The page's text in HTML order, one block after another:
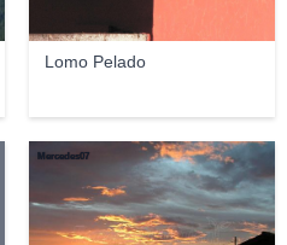
Lomo Pelado
Mercedes07